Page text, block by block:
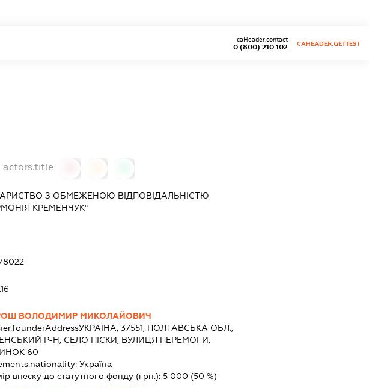
0 (800) 210 102
caHeader.contact
CAHEADER.GETTEST
З ОБМЕЖЕНОЮ ВІДПОВІДАЛЬНІСТЮ
КРЕМЕНЧУК"
ВОЛОДИМИР МИКОЛАЙОВИЧ
УКРАЇНА, 37551, ПОЛТАВСЬКА ОБЛ.,
Р-Н, СЕЛО ПІСКИ, ВУЛИЦЯ ПЕРЕМОГИ,
60
Україна
внеску до статутного фонду (грн.): 5 000 (50 %)